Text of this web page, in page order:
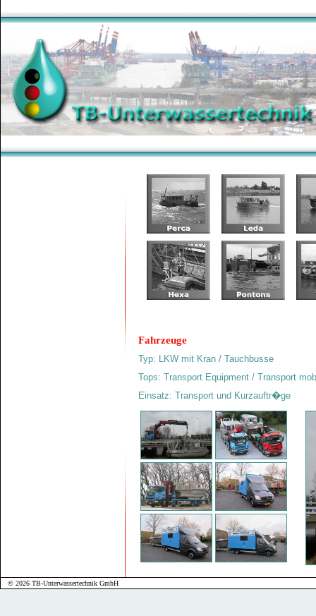
Fahrzeuge
Typ: LKW mit Kran / Tauchbusse
Tops: Transport Equipment / Transport
Einsatz: Transport und Kurzauftr�ge
© 2026 TB-Unterwassertechnik GmbH